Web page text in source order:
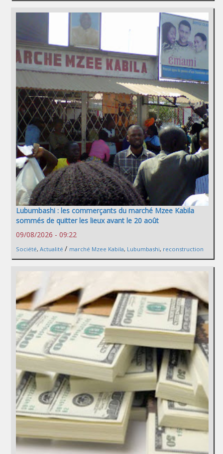
Lubumbashi : les commerçants du marché Mzee Kabila
sommés de quitter les lieux avant le 20 août
09/08/2026 - 09:22
Société, Actualité / marché Mzee Kabila, Lubumbashi, reconstruction